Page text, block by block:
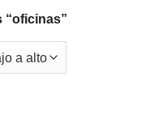
“oficinas”